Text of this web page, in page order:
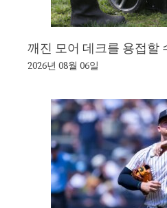
깨진 모어 데크를 용접할
2026년 08월 06일